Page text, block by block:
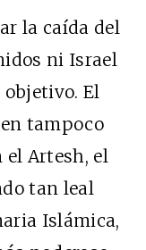
la caída del
ni Israel
objetivo. El
tampoco
el Artesh, el
tan leal
Islámica,